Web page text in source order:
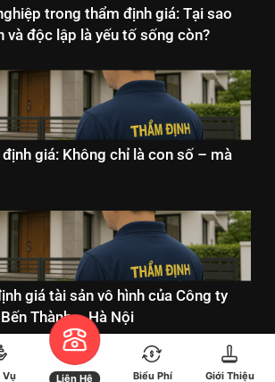
trong thẩm định giá: Tại sao
và độc lập là yếu tố sống còn?
giá: Không chỉ là con số – mà
giá tài sản vô hình của Công ty
Thành – Hà Nội
GIÁ
Vụ Liên Hệ Biểu Phí Giới Thiệu